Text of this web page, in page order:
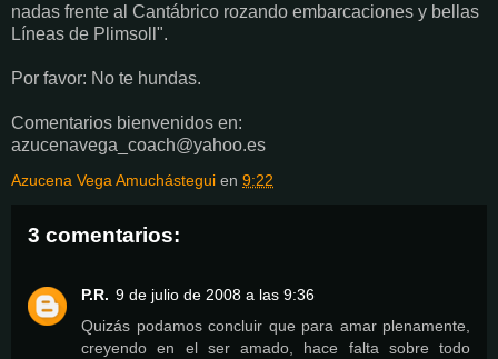
nadas frente al Cantábrico rozando embarcaciones y bellas
Líneas de Plimsoll".
Por favor: No te hundas.
Comentarios bienvenidos en:
azucenavega_coach@yahoo.es
Azucena Vega Amuchástegui en 9:22
3 comentarios:
P.R. 9 de julio de 2008 a las 9:36
Quizás podamos concluir que para amar plenamente,
creyendo en el ser amado, hace falta sobre todo